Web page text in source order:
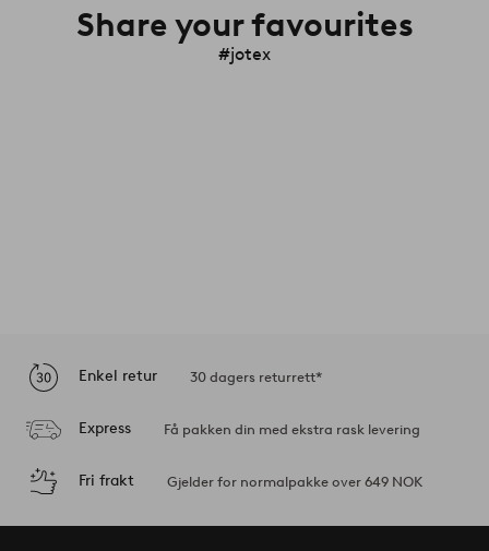
Share your favourites
#jotex
Enkel retur 30 dagers returrett*
Express Få pakken din med ekstra rask levering
Fri frakt Gjelder for normalpakke over 649 NOK